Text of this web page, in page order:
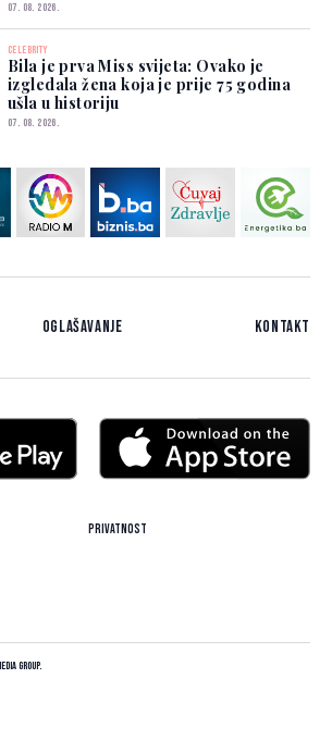
07. 08. 2026.
CELEBRITY
Bila je prva Miss svijeta: Ovako je
izgledala žena koja je prije 75 godina
ušla u historiju
07. 08. 2026.
Oglašavanje Kontakt
Privatnost
Group.